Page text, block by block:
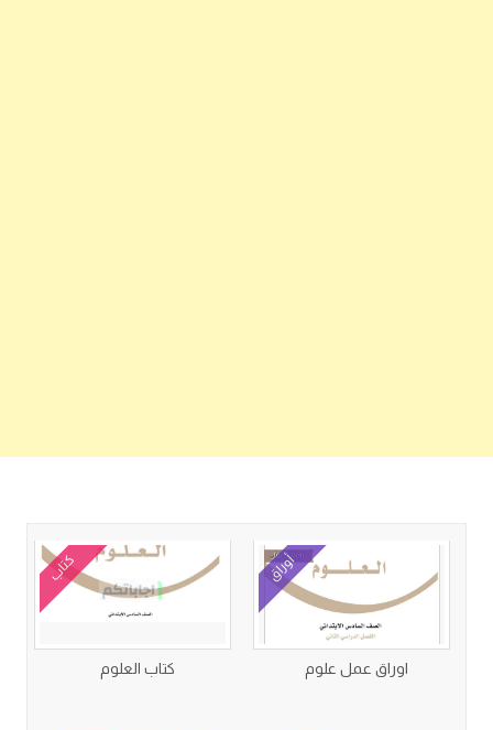
أوراق
اوراق عمل علوم
كتاب
كتاب العلوم